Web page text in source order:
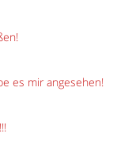
es mir angesehen!